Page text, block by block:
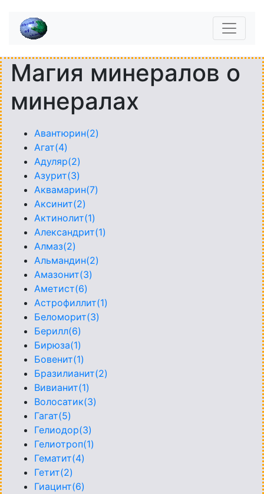
Магия минералов о
минералах
Авантюрин(2)
Агат(4)
Адуляр(2)
Азурит(3)
Аквамарин(7)
Аксинит(2)
Актинолит(1)
Александрит(1)
Алмаз(2)
Альмандин(2)
Амазонит(3)
Аметист(6)
Астрофиллит(1)
Беломорит(3)
Берилл(6)
Бирюза(1)
Бовенит(1)
Бразилианит(2)
Вивианит(1)
Волосатик(3)
Гагат(5)
Гелиодор(3)
Гелиотроп(1)
Гематит(4)
Гетит(2)
Гиацинт(6)